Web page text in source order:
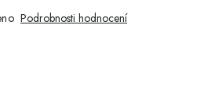
Podrobnosti hodnocení